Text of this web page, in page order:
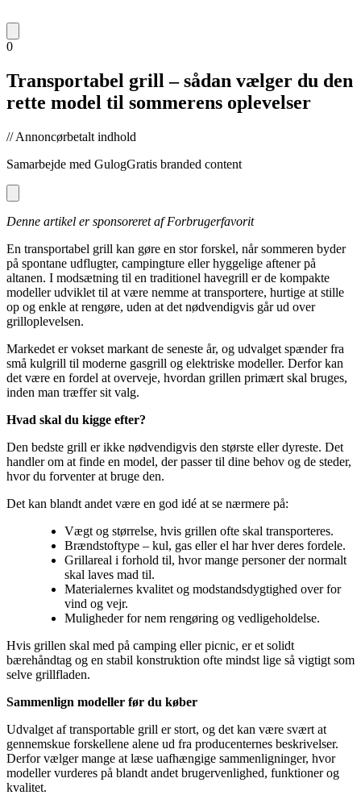
0
Transportabel grill – sådan vælger du den
rette model til sommerens oplevelser
// Annoncørbetalt indhold
Samarbejde med GulogGratis branded content
Denne artikel er sponsoreret af Forbrugerfavorit
En transportabel grill kan gøre en stor forskel, når sommeren byder
på spontane udflugter, campingture eller hyggelige aftener på
altanen. I modsætning til en traditionel havegrill er de kompakte
modeller udviklet til at være nemme at transportere, hurtige at stille
op og enkle at rengøre, uden at det nødvendigvis går ud over
grilloplevelsen.
Markedet er vokset markant de seneste år, og udvalget spænder fra
små kulgrill til moderne gasgrill og elektriske modeller. Derfor kan
det være en fordel at overveje, hvordan grillen primært skal bruges,
inden man træffer sit valg.
Hvad skal du kigge efter?
Den bedste grill er ikke nødvendigvis den største eller dyreste. Det
handler om at finde en model, der passer til dine behov og de steder,
hvor du forventer at bruge den.
Det kan blandt andet være en god idé at se nærmere på:
Vægt og størrelse, hvis grillen ofte skal transporteres.
Brændstoftype – kul, gas eller el har hver deres fordele.
Grillareal i forhold til, hvor mange personer der normalt
skal laves mad til.
Materialernes kvalitet og modstandsdygtighed over for
vind og vejr.
Muligheder for nem rengøring og vedligeholdelse.
Hvis grillen skal med på camping eller picnic, er et solidt
bærehåndtag og en stabil konstruktion ofte mindst lige så vigtigt som
selve grillfladen.
Sammenlign modeller før du køber
Udvalget af transportable grill er stort, og det kan være svært at
gennemskue forskellene alene ud fra producenternes beskrivelser.
Derfor vælger mange at læse uafhængige sammenligninger, hvor
modeller vurderes på blandt andet brugervenlighed, funktioner og
kvalitet.